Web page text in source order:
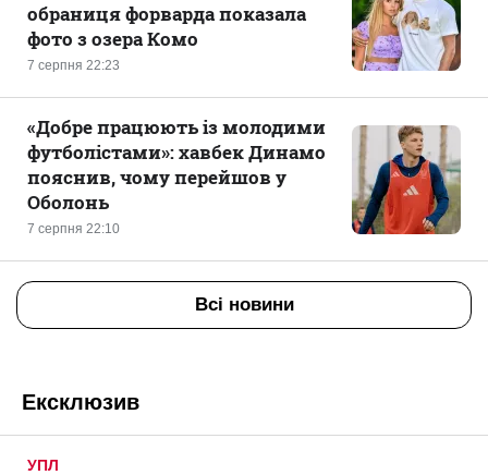
7 серпня 22:23
обраниця форварда показала
фото з озера Комо
7 серпня 22:10
«Добре працюють із молодими
футболістами»: хавбек Динамо
пояснив, чому перейшов у
Оболонь
Всі новини
Ексклюзив
УПЛ